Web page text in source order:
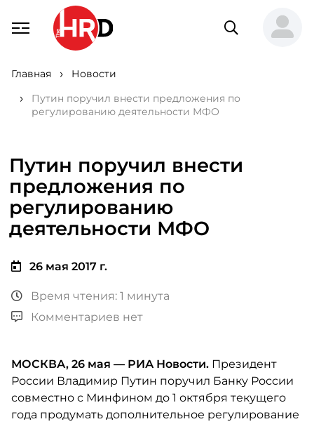
Главная
Новости
Путин поручил внести предложения по
регулированию деятельности МФО
Путин поручил внести
предложения по
регулированию
деятельности МФО
26 мая 2017 г.
Время чтения: 1 минута
Комментариев нет
МОСКВА, 26 мая — РИА Новости. Президент
России Владимир Путин поручил Банку России
совместно с Минфином до 1 октября текущего
года продумать дополнительное регулирование